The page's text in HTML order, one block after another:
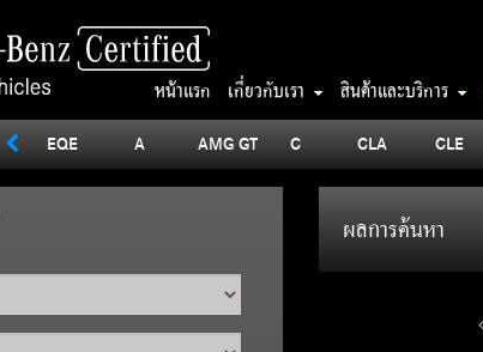
หน้าแรก เกี่ยวกับเรา สินค้าและบริการ
EQE A AMG GT C CLA CLE
ผลการค้นหา